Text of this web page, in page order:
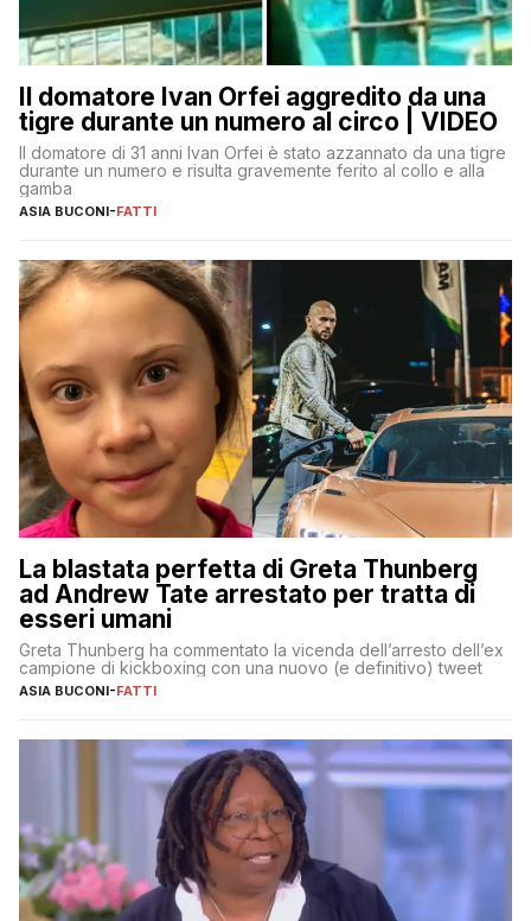
Il domatore Ivan Orfei aggredito da una
tigre durante un numero al circo | VIDEO
Il domatore di 31 anni Ivan Orfei è stato azzannato da una tigre
durante un numero e risulta gravemente ferito al collo e alla
gamba
ASIA BUCONI-FATTI
La blastata perfetta di Greta Thunberg
ad Andrew Tate arrestato per tratta di
esseri umani
Greta Thunberg ha commentato la vicenda dell’arresto dell’ex
campione di kickboxing con una nuovo (e definitivo) tweet
ASIA BUCONI-FATTI